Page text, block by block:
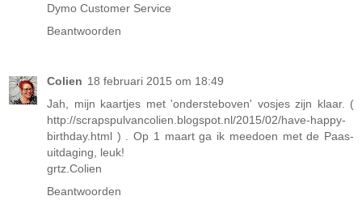
Dymo Customer Service
Beantwoorden
Colien 18 februari 2015 om 18:49
Jah, mijn kaartjes met 'ondersteboven' vosjes zijn klaar. (
http://scrapspulvancolien.blogspot.nl/2015/02/have-happy-
birthday.html ) . Op 1 maart ga ik meedoen met de Paas-
uitdaging, leuk!
grtz.Colien
Beantwoorden